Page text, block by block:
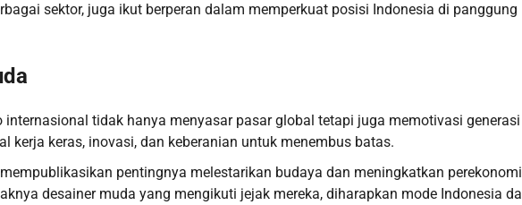
sektor, juga ikut berperan dalam memperkuat posisi Indonesia di panggung
tidak hanya menyasar pasar global tetapi juga memotivasi generasi
kerja keras, inovasi, dan keberanian untuk menembus batas.
pentingnya melestarikan budaya dan meningkatkan
desainer muda yang mengikuti jejak mereka, diharapkan mode Indonesia